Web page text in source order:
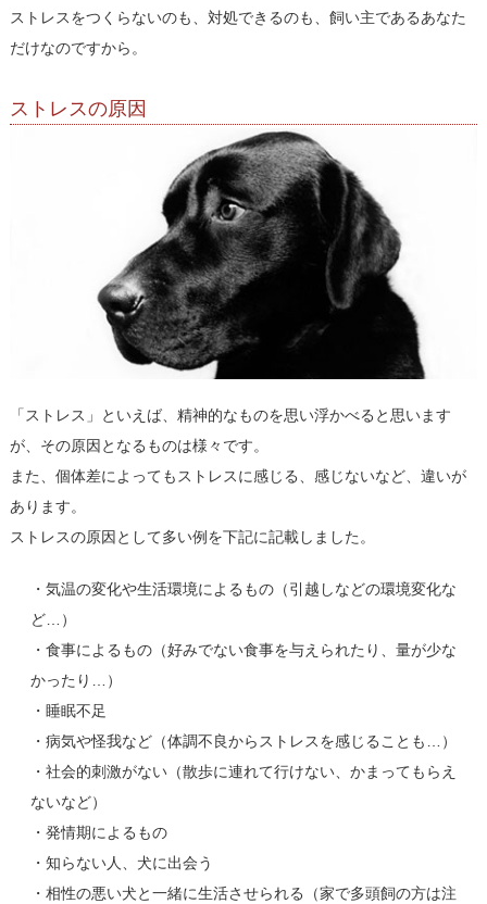
ストレスをつくらないのも、対処できるのも、飼い主であるあなた
だけなのですから。
ストレスの原因
「ストレス」といえば、精神的なものを思い浮かべると思います
が、その原因となるものは様々です。
また、個体差によってもストレスに感じる、感じないなど、違いが
あります。
ストレスの原因として多い例を下記に記載しました。
・気温の変化や生活環境によるもの（引越しなどの環境変化な
ど…）
・食事によるもの（好みでない食事を与えられたり、量が少な
かったり…）
・睡眠不足
・病気や怪我など（体調不良からストレスを感じることも…）
・社会的刺激がない（散歩に連れて行けない、かまってもらえ
ないなど）
・発情期によるもの
・知らない人、犬に出会う
・相性の悪い犬と一緒に生活させられる（家で多頭飼の方は注